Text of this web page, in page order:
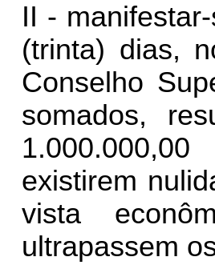
II -
(trinta) dias,
Conselho
somados,
existirem
vista
ultrapassem